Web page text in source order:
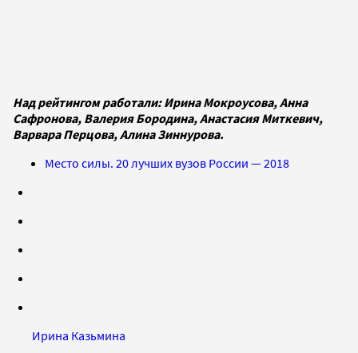
Над рейтингом работали: Ирина Мокроусова, Анна
Сафронова, Валерия Бородина, Анастасия Миткевич,
Варвара Перцова, Алина Зиннурова.
Место силы. 20 лучших вузов России — 2018
Ирина Казьмина